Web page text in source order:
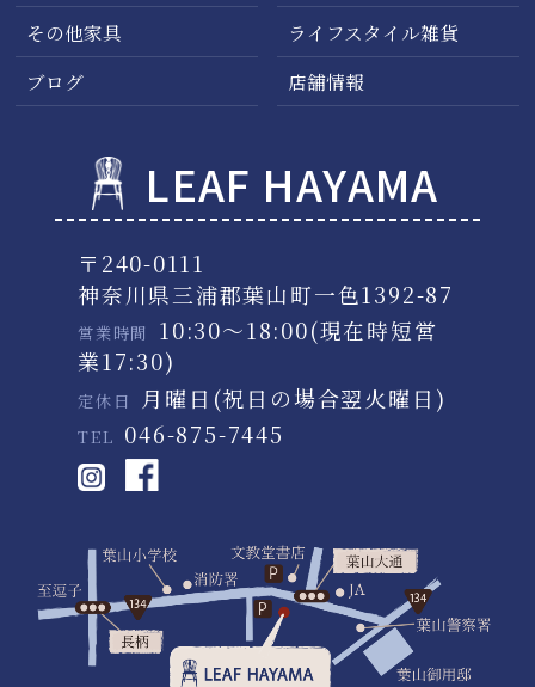
その他家具
ライフスタイル雑貨
ブログ
店舗情報
LEAF HAYAMA
〒240-0111
神奈川県三浦郡葉山町一色1392-87
営業時間
10:30～18:00(現在時短営
業17:30)
定休日 月曜日(祝日の場合翌火曜日)
TEL 046-875-7445